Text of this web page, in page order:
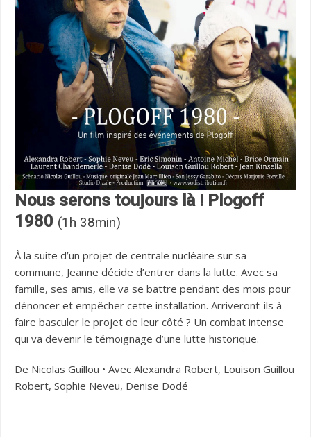
Nous serons toujours là ! Plogoff
1980 (1h 38min)
À la suite d’un projet de centrale nucléaire sur sa
commune, Jeanne décide d’entrer dans la lutte. Avec sa
famille, ses amis, elle va se battre pendant des mois pour
dénoncer et empêcher cette installation. Arriveront-ils à
faire basculer le projet de leur côté ? Un combat intense
qui va devenir le témoignage d’une lutte historique.
De Nicolas Guillou • Avec Alexandra Robert, Louison Guillou
Robert, Sophie Neveu, Denise Dodé